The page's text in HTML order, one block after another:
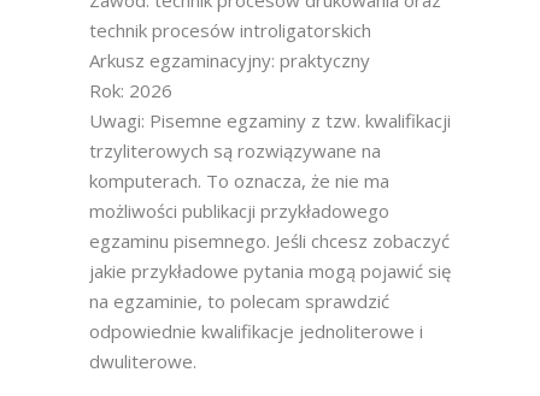
technik procesów introligatorskich
Arkusz egzaminacyjny: praktyczny
Rok: 2026
Uwagi: Pisemne egzaminy z tzw. kwalifikacji
trzyliterowych są rozwiązywane na
komputerach. To oznacza, że nie ma
możliwości publikacji przykładowego
egzaminu pisemnego. Jeśli chcesz zobaczyć
jakie przykładowe pytania mogą pojawić się
na egzaminie, to polecam sprawdzić
odpowiednie kwalifikacje jednoliterowe i
dwuliterowe.